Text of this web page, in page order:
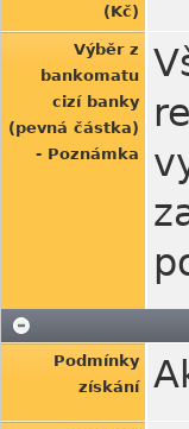
(Kč)
Výběr z
bankomatu
cizí banky
(pevná částka)
- Poznámka
Podmínky
získání